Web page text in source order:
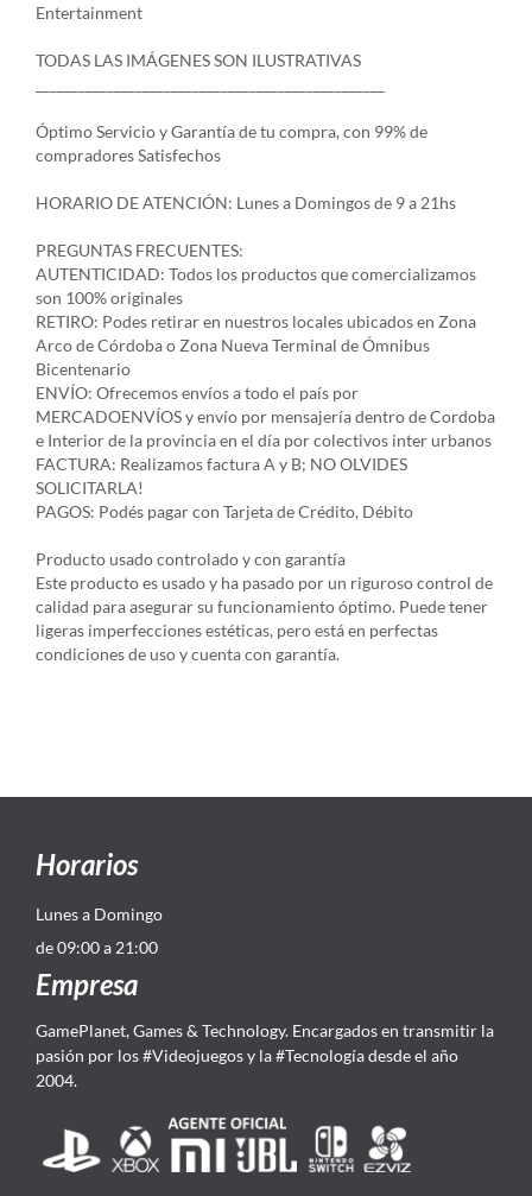
Entertainment
TODAS LAS IMÁGENES SON ILUSTRATIVAS
Óptimo Servicio y Garantía de tu compra, con 99% de
compradores Satisfechos
HORARIO DE ATENCIÓN: Lunes a Domingos de 9 a 21hs
PREGUNTAS FRECUENTES:
AUTENTICIDAD: Todos los productos que comercializamos
son 100% originales
RETIRO: Podes retirar en nuestros locales ubicados en Zona
Arco de Córdoba o Zona Nueva Terminal de Ómnibus
Bicentenario
ENVÍO: Ofrecemos envíos a todo el país por
MERCADOENVÍOS y envío por mensajería dentro de Cordoba
e Interior de la provincia en el día por colectivos inter urbanos
FACTURA: Realizamos factura A y B; NO OLVIDES
SOLICITARLA!
PAGOS: Podés pagar con Tarjeta de Crédito, Débito
Producto usado controlado y con garantía
Este producto es usado y ha pasado por un riguroso control de
calidad para asegurar su funcionamiento óptimo. Puede tener
ligeras imperfecciones estéticas, pero está en perfectas
condiciones de uso y cuenta con garantía.
Horarios
Lunes a Domingo
de 09:00 a 21:00
Empresa
GamePlanet, Games & Technology. Encargados en transmitir la
pasión por los #Videojuegos y la #Tecnología desde el año
2004.